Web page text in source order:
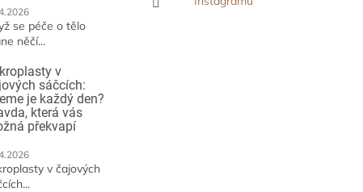
se péče o tělo
něčí...
v
sáčcích:
je každý den?
která vás
překvapí
v čajových